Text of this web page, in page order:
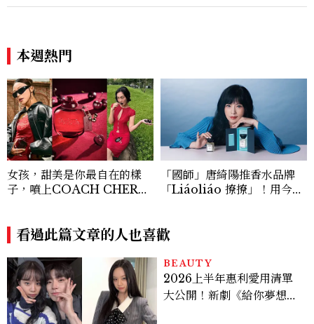
本週熱門
女孩，甜美是你最自在的樣
子，噴上COACH CHERR
「國師」唐綺陽推香水品牌
「Liáoliáo 撩撩」！用今天
看過此篇文章的人也喜歡
BEAUTY
2026上半年惠利愛用清單
大公開！新劇《給你夢想》